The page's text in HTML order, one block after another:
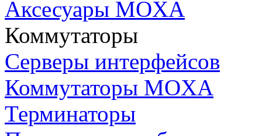
Аксесуары MOXA
Коммутаторы
Серверы интерфейсов
Коммутаторы MOXA
Терминаторы